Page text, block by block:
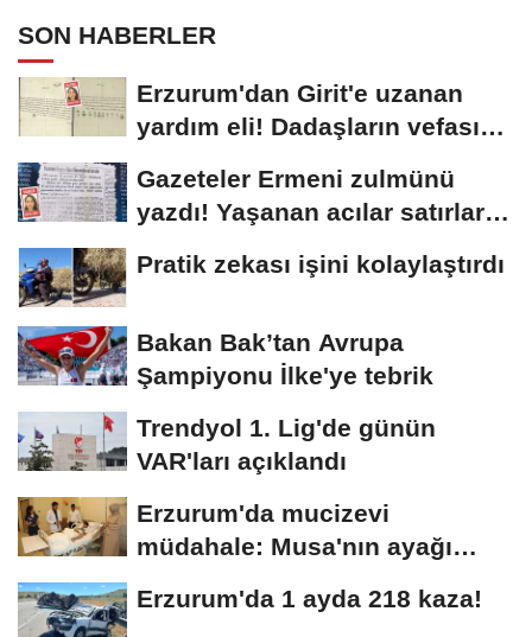
SON HABERLER
Erzurum'dan Girit'e uzanan
yardım eli! Dadaşların vefası
Gazeteler Ermeni zulmünü
yazdı! Yaşanan acılar satırlara
Pratik zekası işini kolaylaştırdı
Bakan Bak’tan Avrupa
Şampiyonu İlke'ye tebrik
Trendyol 1. Lig'de günün
VAR'ları açıklandı
Erzurum'da mucizevi
müdahale: Musa'nın ayağı
Erzurum'da 1 ayda 218 kaza!